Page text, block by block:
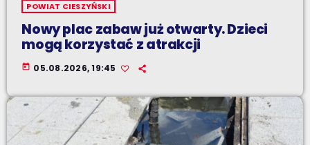
POWIAT CIESZYŃSKI
Nowy plac zabaw już otwarty. Dzieci
mogą korzystać z atrakcji
today 05.08.2026, 19:45